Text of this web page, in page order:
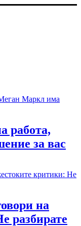
работа,
за вас
на
разбирате